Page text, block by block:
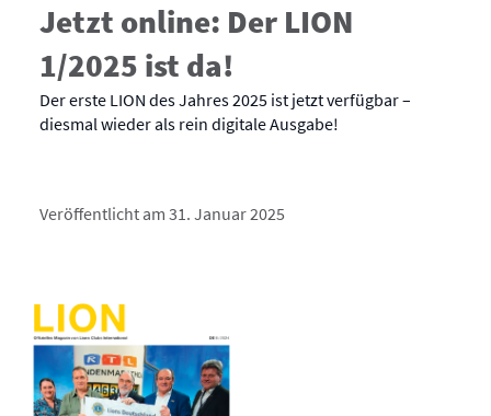
Jetzt online: Der LION
1/2025 ist da!
Der erste LION des Jahres 2025 ist jetzt verfügbar –
diesmal wieder als rein digitale Ausgabe!
Veröffentlicht am 31. Januar 2025